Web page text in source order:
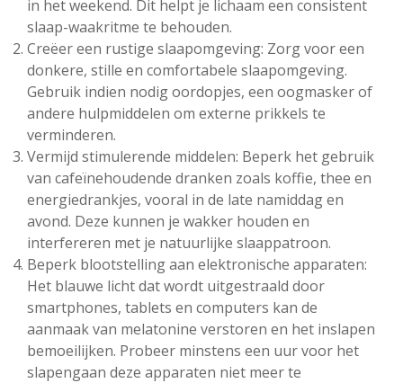
in het weekend. Dit helpt je lichaam een consistent
slaap-waakritme te behouden.
Creëer een rustige slaapomgeving: Zorg voor een
donkere, stille en comfortabele slaapomgeving.
Gebruik indien nodig oordopjes, een oogmasker of
andere hulpmiddelen om externe prikkels te
verminderen.
Vermijd stimulerende middelen: Beperk het gebruik
van cafeïnehoudende dranken zoals koffie, thee en
energiedrankjes, vooral in de late namiddag en
avond. Deze kunnen je wakker houden en
interfereren met je natuurlijke slaappatroon.
Beperk blootstelling aan elektronische apparaten:
Het blauwe licht dat wordt uitgestraald door
smartphones, tablets en computers kan de
aanmaak van melatonine verstoren en het inslapen
bemoeilijken. Probeer minstens een uur voor het
slapengaan deze apparaten niet meer te